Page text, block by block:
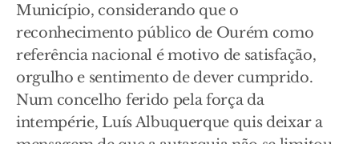
Município, considerando que o
reconhecimento público de Ourém como
referência nacional é motivo de satisfação,
orgulho e sentimento de dever cumprido.
Num concelho ferido pela força da
intempérie, Luís Albuquerque quis deixar a